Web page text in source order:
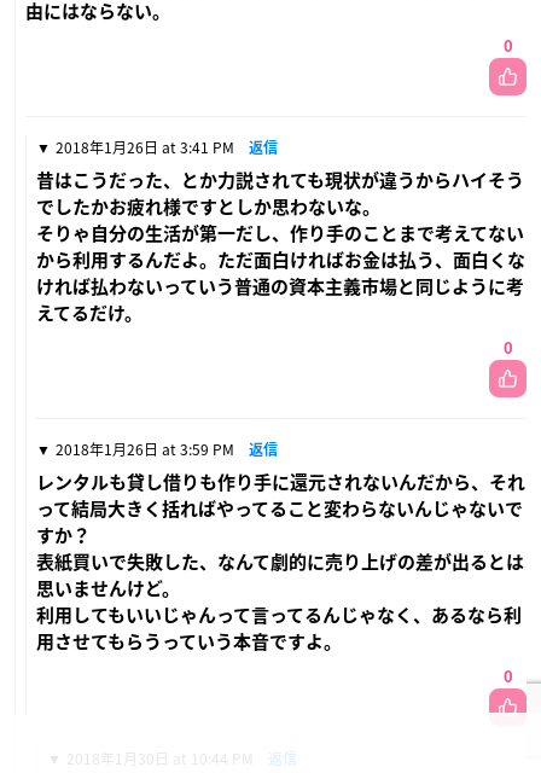
由にはならない。
0
2018年1月26日 at 3:41 PM 返信
昔はこうだった、とか力説されても現状が違うからハイそう
でしたかお疲れ様ですとしか思わないな。
そりゃ自分の生活が第一だし、作り手のことまで考えてない
から利用するんだよ。ただ面白ければお金は払う、面白くな
ければ払わないっていう普通の資本主義市場と同じように考
えてるだけ。
0
2018年1月26日 at 3:59 PM 返信
レンタルも貸し借りも作り手に還元されないんだから、それ
って結局大きく括ればやってること変わらないんじゃないで
すか？
表紙買いで失敗した、なんて劇的に売り上げの差が出るとは
思いませんけど。
利用してもいいじゃんって言ってるんじゃなく、あるなら利
用させてもらうっていう本音ですよ。
0
2018年1月30日 at 10:44 PM 返信